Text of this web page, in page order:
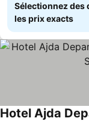
Sélectionnez des
les prix exacts